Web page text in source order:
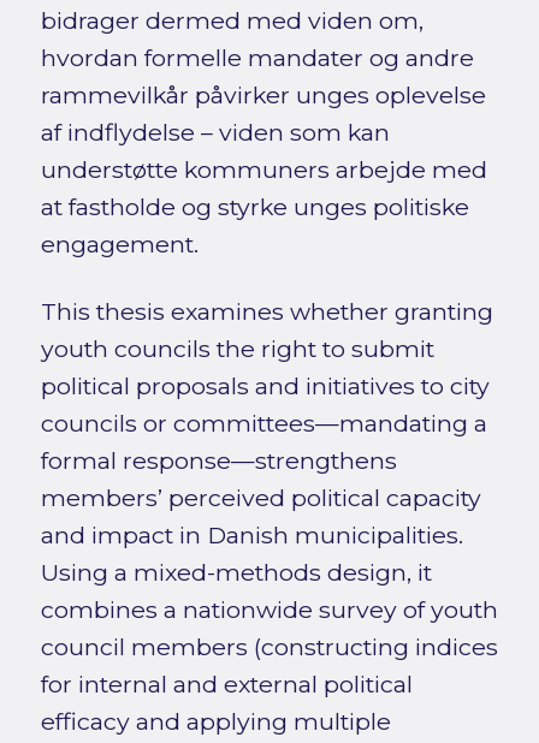
bidrager dermed med viden om,
hvordan formelle mandater og andre
rammevilkår påvirker unges oplevelse
af indflydelse – viden som kan
understøtte kommuners arbejde med
at fastholde og styrke unges politiske
engagement.
This thesis examines whether granting
youth councils the right to submit
political proposals and initiatives to city
councils or committees—mandating a
formal response—strengthens
members’ perceived political capacity
and impact in Danish municipalities.
Using a mixed-methods design, it
combines a nationwide survey of youth
council members (constructing indices
for internal and external political
efficacy and applying multiple